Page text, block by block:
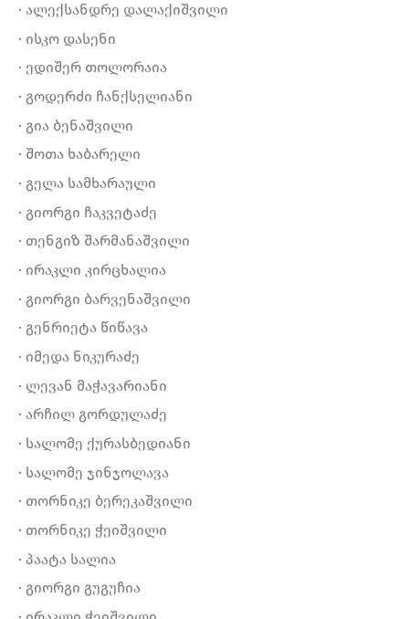
· ალექსანდრე დალაქიშვილი
· ისკო დასენი
· ედიშერ თოლორაია
· გოდერძი ჩანქსელიანი
· გია ბენაშვილი
· შოთა ხაბარელი
· გელა სამხარაული
· გიორგი ჩაკვეტაძე
· თენგიზ შარმანაშვილი
· ირაკლი კირცხალია
· გიორგი ბარვენაშვილი
· გენრიეტა წიწავა
· იმედა ნიკურაძე
· ლევან მაჭავარიანი
· არჩილ გორდულაძე
· სალომე ქურასბედიანი
· სალომე ჯინჯოლავა
· თორნიკე ბერეკაშვილი
· თორნიკე ჭეიშვილი
· პაატა სალია
· გიორგი გუგუჩია